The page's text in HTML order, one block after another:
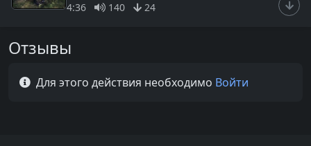
4:36
140 24
Отзывы
Для этого действия необходимо Войти